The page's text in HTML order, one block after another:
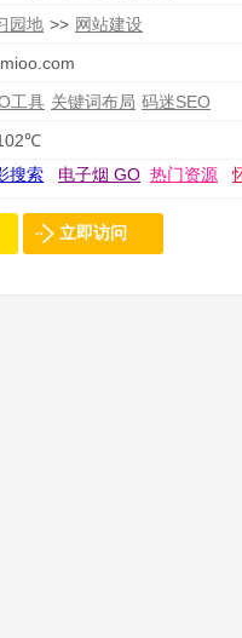
园地 >> 网站建设
工具 关键词布局 码迷SEO
搜索 电子烟 GO 热门资源
立即访问